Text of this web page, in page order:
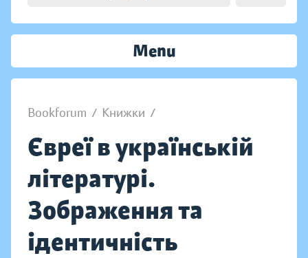
Menu
Bookforum / Книжки /
Євреї в українській
літературі.
Зображення та
ідентичність